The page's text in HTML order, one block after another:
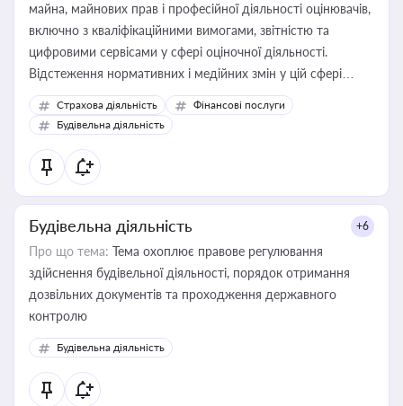
майна, майнових прав і професійної діяльності оцінювачів,
включно з кваліфікаційними вимогами, звітністю та
цифровими сервісами у сфері оціночної діяльності.
Відстеження нормативних і медійних змін у цій сфері
корисне для власника бізнесу, керівника, юриста або
бухгалтера під час оподаткування, приватизації, оренди
державного майна, корпоративних угод і перевірки
статусу суб'єктів оціночної діяльності
Страхова діяльність
Фінансові послуги
Будівельна діяльність
Будівельна діяльність +6
Про що тема: Тема охоплює правове регулювання
здійснення будівельної діяльності, порядок отримання
дозвільних документів та проходження державного
контролю
Будівельна діяльність